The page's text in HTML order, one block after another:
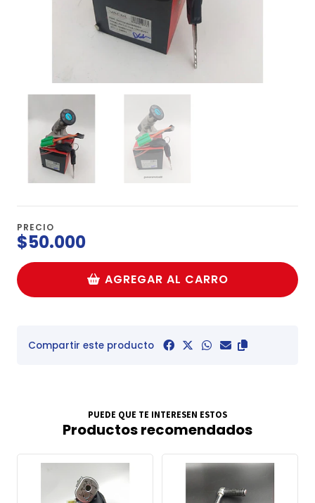
PRECIO
$50.000
AGREGAR AL CARRO
Compartir este producto
PUEDE QUE TE INTERESEN ESTOS
Productos recomendados